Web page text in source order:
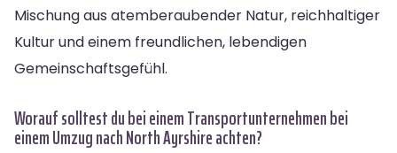
Mischung aus atemberaubender Natur, reichhaltiger
Kultur und einem freundlichen, lebendigen
Gemeinschaftsgefühl.
Worauf solltest du bei einem Transportunternehmen bei
einem Umzug nach North Ayrshire achten?